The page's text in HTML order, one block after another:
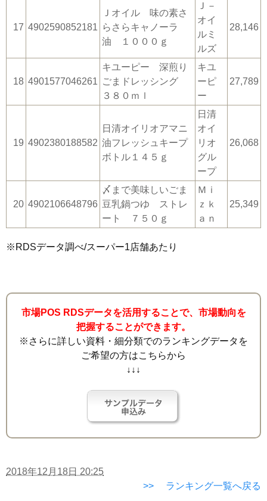
17 4902590852181
Ｊオイル 味の素さ
らさらキャノーラ
油 １０００ｇ
Ｊ－
オイ
ルミ
ルズ
28,146
18 4901577046261
キユーピー 深煎り
ごまドレッシング
３８０ｍｌ
キユ
ーピ
ー
27,789
19 4902380188582
日清オイリオアマニ
油フレッシュキープ
ボトル１４５ｇ
日清
オイ
リオ
グル
ープ
26,068
20 4902106648796
〆まで美味しいごま
豆乳鍋つゆ ストレ
ート ７５０ｇ
Ｍｉ
ｚｋ
ａｎ
25,349
※RDSデータ調べ/スーパー1店舗あたり
市場POS RDSデータを活用することで、市場動向を
把握することができます。
※さらに詳しい資料・細分類でのランキングデータを
ご希望の方はこちらから
↓↓↓
2018年12月18日 20:25
>> ランキング一覧へ戻る